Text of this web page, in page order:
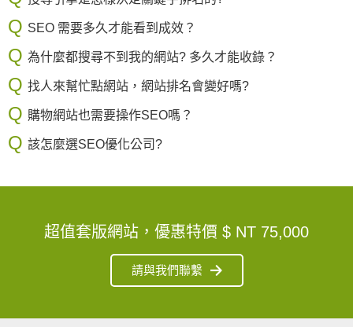
SEO 需要多久才能看到成效？
為什麼都搜尋不到我的網站? 多久才能收錄？
找人來幫忙點網站，網站排名會變好嗎?
購物網站也需要操作SEO嗎？
該怎麼選SEO優化公司?
超值套版網站，優惠特價 $ NT 75,000
請與我們聯繫